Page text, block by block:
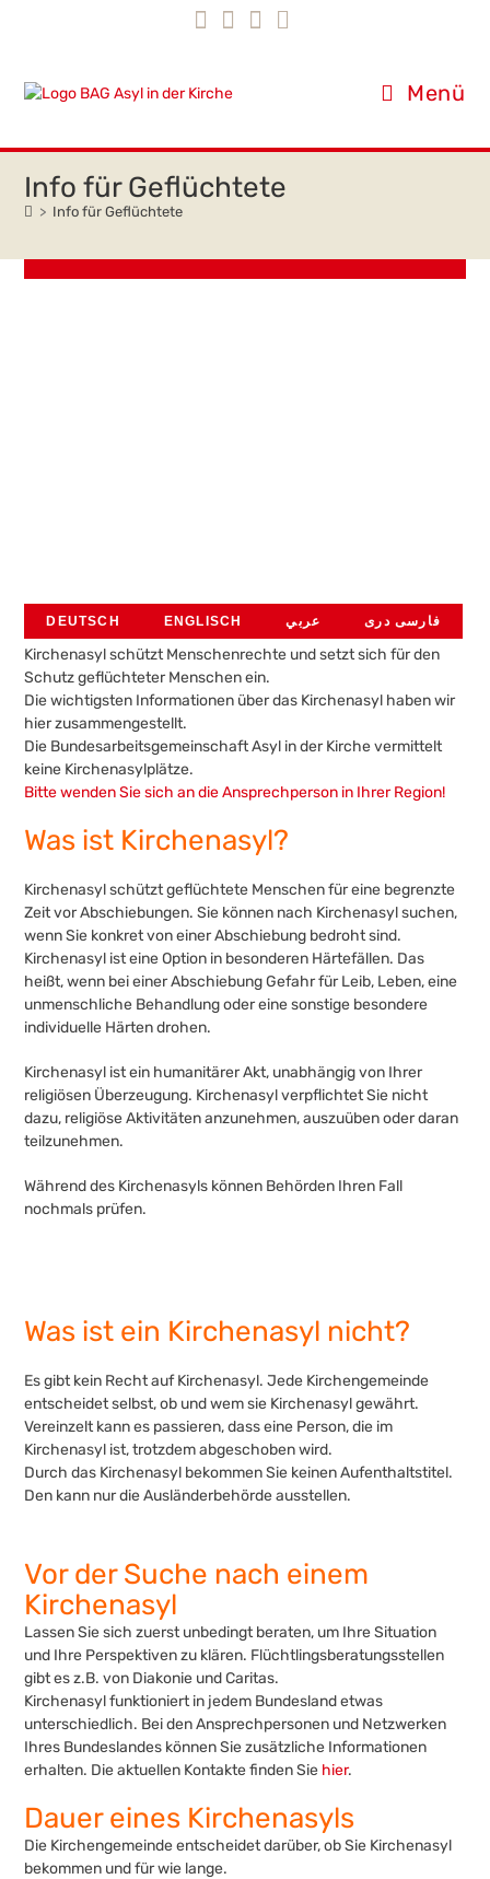
Menü
Info für Geflüchtete
> Info für Geflüchtete
DEUTSCH ENGLISCH عربي فارسی دری
Kirchenasyl schützt Menschenrechte und setzt sich für den
Schutz geflüchteter Menschen ein.
Die wichtigsten Informationen über das Kirchenasyl haben wir
hier zusammengestellt.
Die Bundesarbeitsgemeinschaft Asyl in der Kirche vermittelt
keine Kirchenasylplätze.
Bitte wenden Sie sich an die Ansprechperson in Ihrer Region!
Was ist Kirchenasyl?
Kirchenasyl schützt geflüchtete Menschen für eine begrenzte
Zeit vor Abschiebungen. Sie können nach Kirchenasyl suchen,
wenn Sie konkret von einer Abschiebung bedroht sind.
Kirchenasyl ist eine Option in besonderen Härtefällen. Das
heißt, wenn bei einer Abschiebung Gefahr für Leib, Leben, eine
unmenschliche Behandlung oder eine sonstige besondere
individuelle Härten drohen.
Kirchenasyl ist ein humanitärer Akt, unabhängig von Ihrer
religiösen Überzeugung. Kirchenasyl verpflichtet Sie nicht
dazu, religiöse Aktivitäten anzunehmen, auszuüben oder daran
teilzunehmen.
Während des Kirchenasyls können Behörden Ihren Fall
nochmals prüfen.
Was ist ein Kirchenasyl nicht?
Es gibt kein Recht auf Kirchenasyl. Jede Kirchengemeinde
entscheidet selbst, ob und wem sie Kirchenasyl gewährt.
Vereinzelt kann es passieren, dass eine Person, die im
Kirchenasyl ist, trotzdem abgeschoben wird.
Durch das Kirchenasyl bekommen Sie keinen Aufenthaltstitel.
Den kann nur die Ausländerbehörde ausstellen.
Vor der Suche nach einem
Kirchenasyl
Lassen Sie sich zuerst unbedingt beraten, um Ihre Situation
und Ihre Perspektiven zu klären. Flüchtlingsberatungsstellen
gibt es z.B. von Diakonie und Caritas.
Kirchenasyl funktioniert in jedem Bundesland etwas
unterschiedlich. Bei den Ansprechpersonen und Netzwerken
Ihres Bundeslandes können Sie zusätzliche Informationen
erhalten. Die aktuellen Kontakte finden Sie hier.
Dauer eines Kirchenasyls
Die Kirchengemeinde entscheidet darüber, ob Sie Kirchenasyl
bekommen und für wie lange.